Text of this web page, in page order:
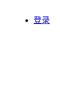
登录